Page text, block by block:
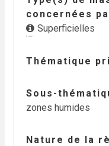
concernées
Superficielles
Thématique
Sous-
zones humides
Nature de la